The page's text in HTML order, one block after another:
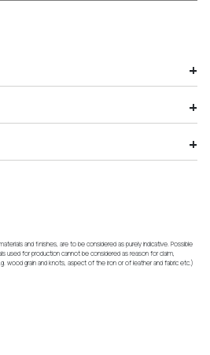
and finishes, are to be considered as purely indicative. Possible
used for production cannot be considered as reason for claim,
wood grain and knots, aspect of the iron or of leather and fabric etc.)